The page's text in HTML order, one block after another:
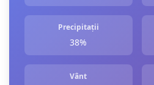
Precipitații
38%
Vânt